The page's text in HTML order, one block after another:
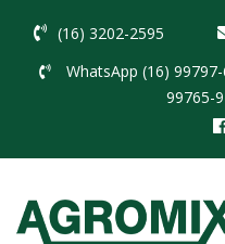
(16) 3202-2595
WhatsApp (16)
99765-